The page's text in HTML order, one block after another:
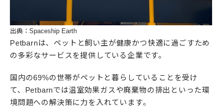
出典：Spaceship Earth
Petbarnは、ペットと飼い主が健康かつ快適に過ごすため
の多彩なサービスを提供している企業です。
国内の69%の世帯がペットと暮らしていることを受け
て、Petbarnでは温室効果ガスや廃棄物の排出といった環
境問題への解決策に力を入れています。